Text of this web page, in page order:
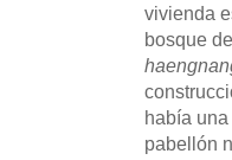
vivienda
bosque
había
pabellón